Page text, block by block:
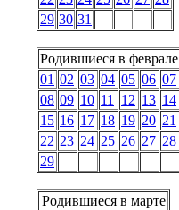
29 30 31
Родившиеся в феврале
01 02 03 04 05 06 07
08 09 10 11 12 13 14
15 16 17 18 19 20 21
22 23 24 25 26 27 28
29
Родившиеся в марте